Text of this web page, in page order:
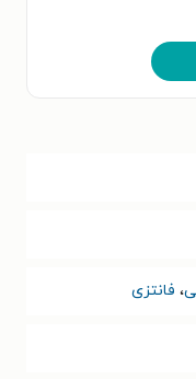
، فانتزی